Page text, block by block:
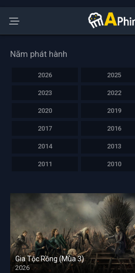
Năm phát hành
2026 2025
2023 2022
2020 2019
2017 2016
2014 2013
2011 2010
Gia Tộc Rồng (Mùa 3)
2026